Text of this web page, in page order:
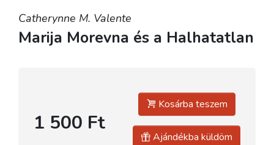
Catherynne M. Valente
Marija Morevna és a Halhatatlan
1 500 Ft
Kosárba teszem
Ajándékba küldöm